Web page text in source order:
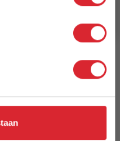
Table - Coffee table in